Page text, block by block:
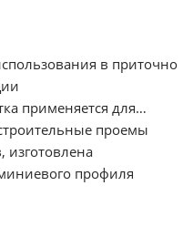
в приточно
применяется для
проемы
профиля
индивидуально